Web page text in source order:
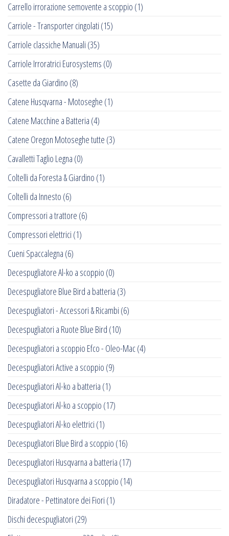
Carrello irrorazione semovente a scoppio (1)
Carriole - Transporter cingolati (15)
Carriole classiche Manuali (35)
Carriole Irroratrici Eurosystems (0)
Casette da Giardino (8)
Catene Husqvarna - Motoseghe (1)
Catene Macchine a Batteria (4)
Catene Oregon Motoseghe tutte (3)
Cavalletti Taglio Legna (0)
Coltelli da Foresta & Giardino (1)
Coltelli da Innesto (6)
Compressori a trattore (6)
Compressori elettrici (1)
Cueni Spaccalegna (6)
Decespugliatore Al-ko a scoppio (0)
Decespugliatore Blue Bird a batteria (3)
Decespugliatori - Accessori & Ricambi (6)
Decespugliatori a Ruote Blue Bird (10)
Decespugliatori a scoppio Efco - Oleo-Mac(4)
Decespugliatori Active a scoppio (9)
Decespugliatori Al-ko a batteria (1)
Decespugliatori Al-ko a scoppio (17)
Decespugliatori Al-ko elettrici (1)
Decespugliatori Blue Bird a scoppio (16)
Decespugliatori Husqvarna a batteria (17)
Decespugliatori Husqvarna a scoppio (14)
Diradatore - Pettinatore dei Fiori (1)
Dischi decespugliatori (29)